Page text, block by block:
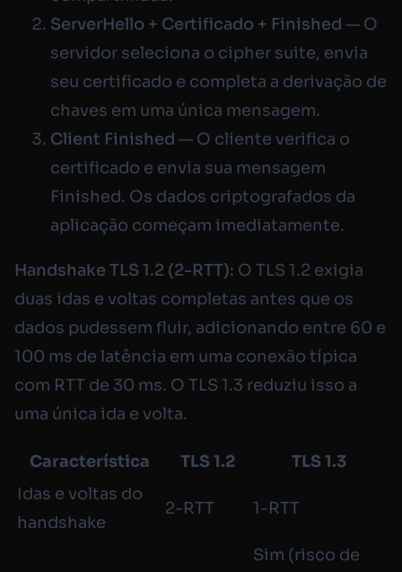
ServerHello + Certificado + Finished — O
servidor seleciona o cipher suite, envia
seu certificado e completa a derivação de
chaves em uma única mensagem.
Client Finished — O cliente verifica o
certificado e envia sua mensagem
Finished. Os dados criptografados da
aplicação começam imediatamente.
Handshake TLS 1.2 (2-RTT): O TLS 1.2 exigia
duas idas e voltas completas antes que os
dados pudessem fluir, adicionando entre 60 e
100 ms de latência em uma conexão típica
com RTT de 30 ms. O TLS 1.3 reduziu isso a
uma única ida e volta.
Característica TLS 1.2
TLS 1.3
Idas e voltas do
handshake
2-RTT 1-RTT
Sim (risco de